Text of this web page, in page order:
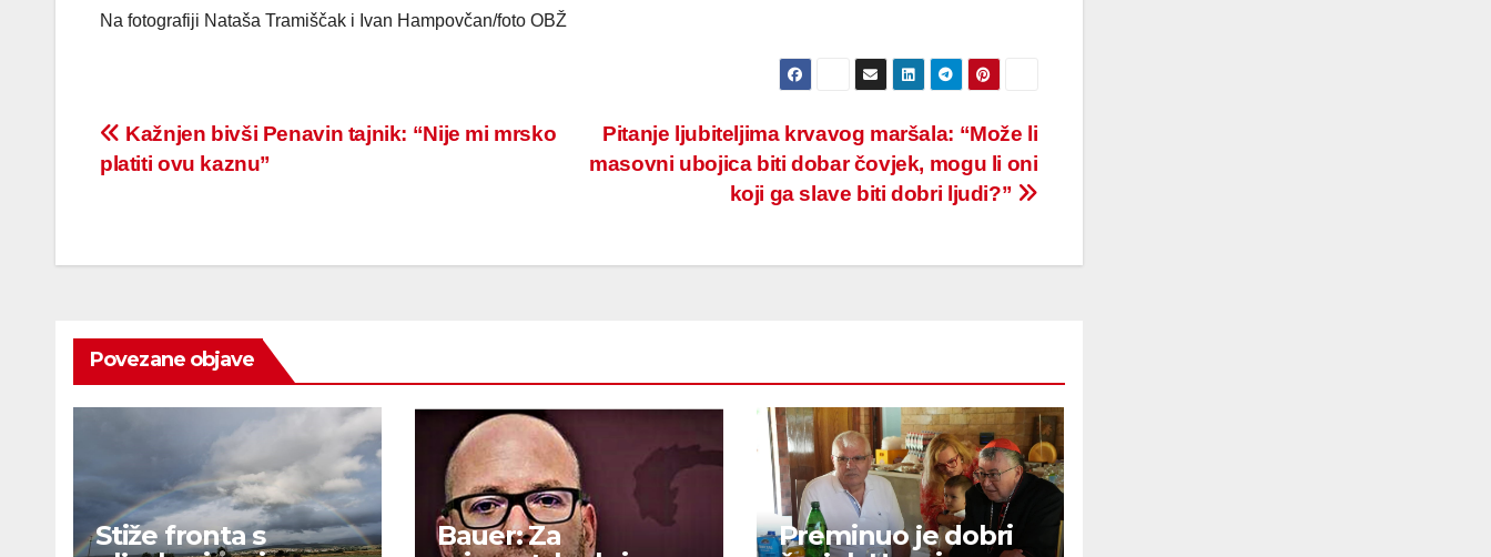
Na fotografiji Nataša Tramiščak i Ivan Hampovčan/foto OBŽ
Post
navigation
Pitanje ljubiteljima krvavog maršala: “Može li
masovni ubojica biti dobar čovjek, mogu li oni
koji ga slave biti dobri ljudi?”
Kažnjen bivši Penavin tajnik: “Nije mi mrsko
platiti ovu kaznu”
Povezane objave
Stiže fronta s
Bauer: Za
Preminuo je dobri